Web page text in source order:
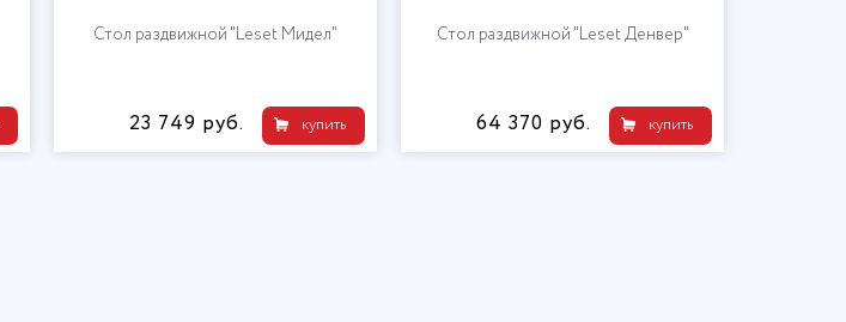
Стол раздвижной "Leset Мидел"
купить
23 749 руб.
Стол раздвижной "Leset Денвер"
купить
64 370 руб.